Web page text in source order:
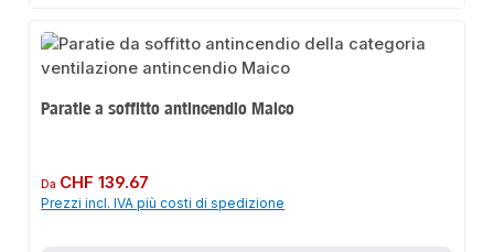
Paratie a soffitto antincendio Maico
Prezzo normale:
Da CHF 139.67
Prezzi incl. IVA più costi di spedizione